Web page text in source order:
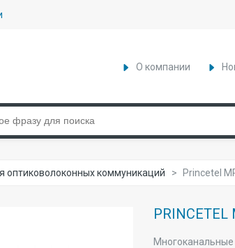
О компании
оптиковолоконных коммуникаций > Princetel
PRINCETEL